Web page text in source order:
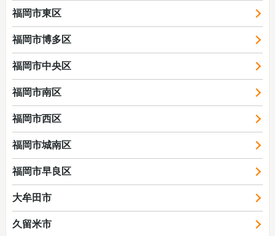
福岡市東区
福岡市博多区
福岡市中央区
福岡市南区
福岡市西区
福岡市城南区
福岡市早良区
大牟田市
久留米市